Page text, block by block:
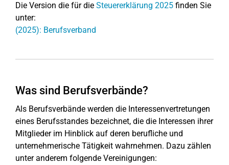
Die Version die für die Steuererklärung 2025 finden Sie
unter:
(2025): Berufsverband
Was sind Berufsverbände?
Als Berufsverbände werden die Interessenvertretungen
eines Berufsstandes bezeichnet, die die Interessen ihrer
Mitglieder im Hinblick auf deren berufliche und
unternehmerische Tätigkeit wahrnehmen. Dazu zählen
unter anderem folgende Vereinigungen: